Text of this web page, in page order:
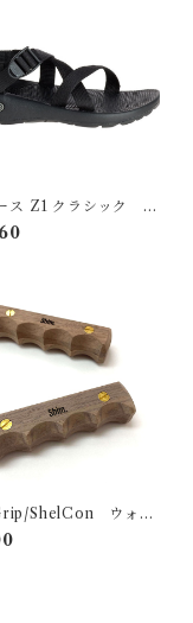
ス Z1 クラシック
チャコ
ShelCon ウォル